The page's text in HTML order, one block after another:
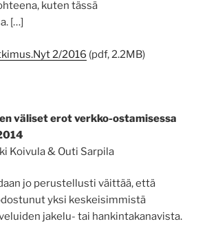
kuten tässä
[…]
2/2016 (pdf, 2.2MB)
väliset erot verkko-ostamisessa
Koivula & Outi Sarpila
jo perustellusti väittää, että
yksi keskeisimmistä
jakelu- tai hankintakanavista.